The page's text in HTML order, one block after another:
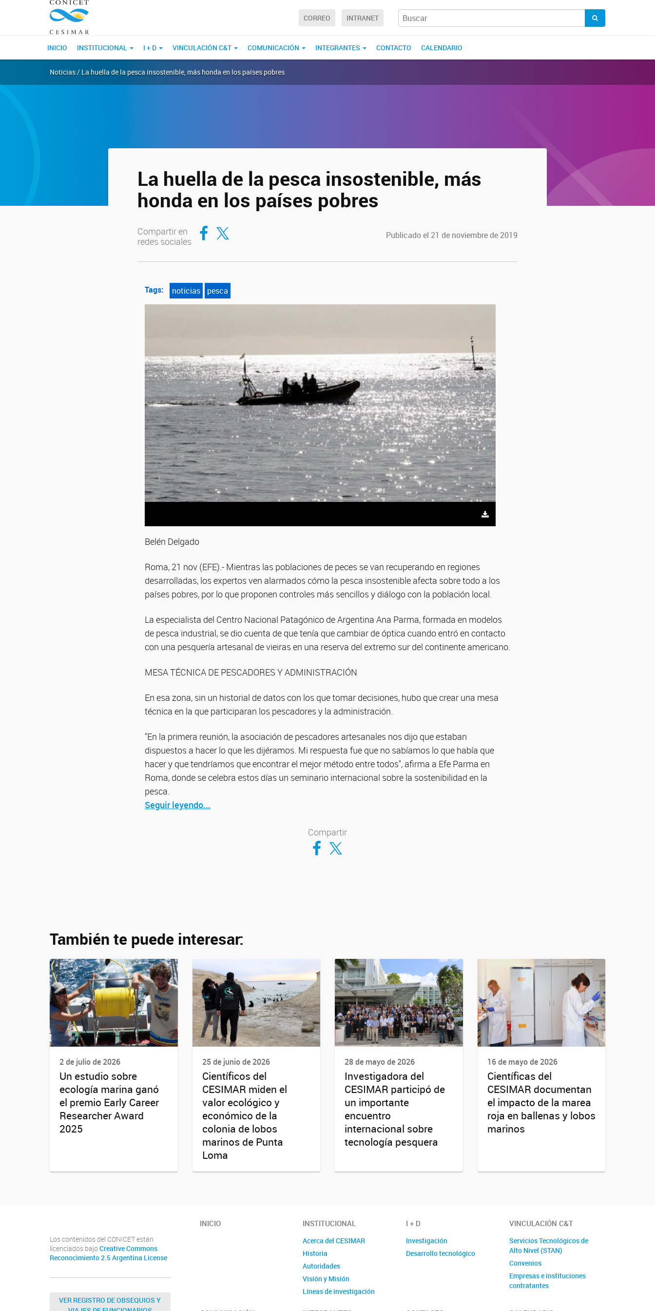
CORREO INTRANET
INICIO INSTITUCIONAL I + D VINCULACIÓN C&T COMUNICACIÓN INTEGRANTES CONTACTO CALENDARIO
Noticias / La huella de la pesca insostenible, más honda en los países pobres
La huella de la pesca insostenible, más
honda en los países pobres
Compartir en
redes sociales
Compartir en Facebook
Compartir en Twitter Publicado el 21 de noviembre de 2019
Tags: noticias pesca
Belén Delgado
Roma, 21 nov (EFE).- Mientras las poblaciones de peces se van recuperando en regiones
desarrolladas, los expertos ven alarmados cómo la pesca insostenible afecta sobre todo a los
países pobres, por lo que proponen controles más sencillos y diálogo con la población local.
La especialista del Centro Nacional Patagónico de Argentina Ana Parma, formada en modelos
de pesca industrial, se dio cuenta de que tenía que cambiar de óptica cuando entró en contacto
con una pesquería artesanal de vieiras en una reserva del extremo sur del continente americano.
MESA TÉCNICA DE PESCADORES Y ADMINISTRACIÓN
En esa zona, sin un historial de datos con los que tomar decisiones, hubo que crear una mesa
técnica en la que participaran los pescadores y la administración.
"En la primera reunión, la asociación de pescadores artesanales nos dijo que estaban
dispuestos a hacer lo que les dijéramos. Mi respuesta fue que no sabíamos lo que había que
hacer y que tendríamos que encontrar el mejor método entre todos", afirma a Efe Parma en
Roma, donde se celebra estos días un seminario internacional sobre la sostenibilidad en la
pesca.
Seguir leyendo...
Compartir
Compartir en Facebook
Compartir en Twitter
También te puede interesar:
2 de julio de 2026
Un estudio sobre
ecología marina ganó
el premio Early Career
Researcher Award
2025
25 de junio de 2026
Científicos del
CESIMAR miden el
valor ecológico y
económico de la
colonia de lobos
marinos de Punta
Loma
28 de mayo de 2026
Investigadora del
CESIMAR participó de
un importante
encuentro
internacional sobre
tecnología pesquera
16 de mayo de 2026
Científicas del
CESIMAR documentan
el impacto de la marea
roja en ballenas y lobos
marinos
Los contenidos del CONICET están
licenciados bajo Creative Commons
Reconocimiento 2.5 Argentina License
VER REGISTRO DE OBSEQUIOS Y
INICIO INSTITUCIONAL
Acerca del CESIMAR
Historia
Autoridades
Visión y Misión
Líneas de investigación
I + D
Investigación
Desarrollo tecnológico
VINCULACIÓN C&T
Servicios Tecnológicos de
Alto Nivel (STAN)
Convenios
Empresas e instituciones
contratantes